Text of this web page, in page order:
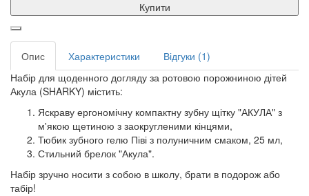
Купити
Опис Характеристики
Відгуки (1)
Набір для щоденного догляду за ротовою порожниною дітей
Акула (SHARKY) містить:
Яскраву ергономічну компактну зубну щітку "АКУЛА" з
м'якою щетиною з заокругленими кінцями,
Тюбик зубного гелю Піві з полуничним смаком, 25 мл,
Стильний брелок "Акула".
Набір зручно носити з собою в школу, брати в подорож або
табір!